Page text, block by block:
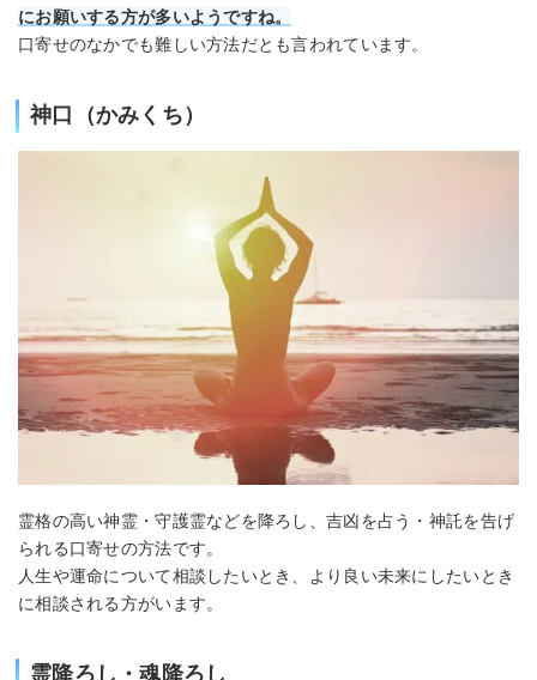
にお願いする方が多いようですね。
口寄せのなかでも難しい方法だとも言われています。
神口（かみくち）
霊格の高い神霊・守護霊などを降ろし、吉凶を占う・神託を告げ
られる口寄せの方法です。
人生や運命について相談したいとき、より良い未来にしたいとき
に相談される方がいます。
霊降ろし・魂降ろし